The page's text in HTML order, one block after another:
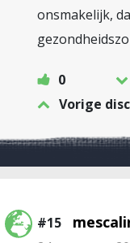
onsmakelijk,
0
Vorige
#15